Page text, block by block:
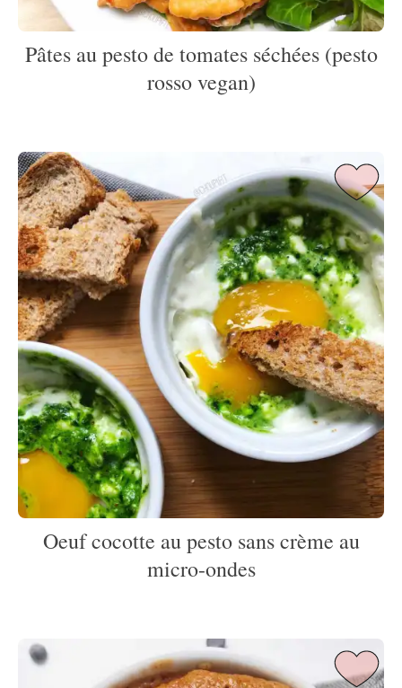
Pâtes au pesto de tomates séchées (pesto
rosso vegan)
Oeuf cocotte au pesto sans crème au
micro-ondes